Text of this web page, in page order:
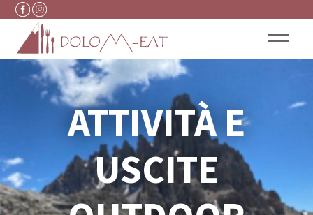
Vai al contenuto
ATTIVITÀ E
USCITE